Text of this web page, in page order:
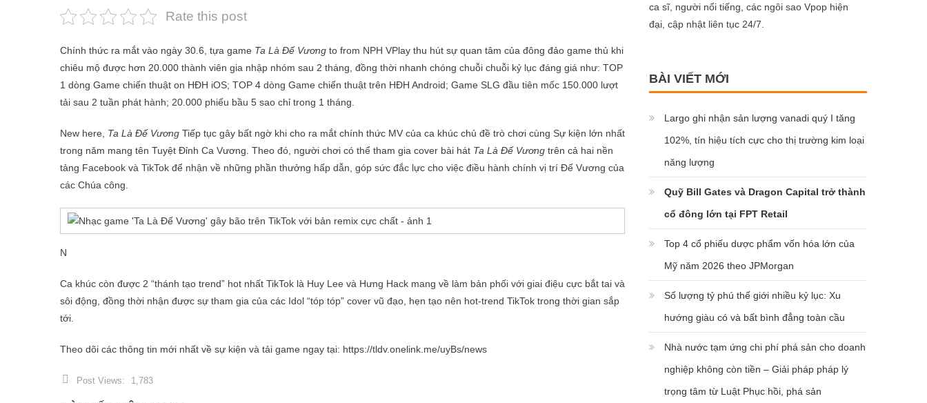
Rate this post
Chính thức ra mắt vào ngày 30.6, tựa game Ta Là Đế Vương to from NPH VPlay thu hút sự quan tâm của đông đảo game thủ khi
chiêu mộ được hơn 20.000 thành viên gia nhập nhóm sau 2 tháng, đồng thời nhanh chóng chuỗi chuỗi kỷ lục đáng giá như: TOP
1 dòng Game chiến thuật on HĐH iOS; TOP 4 dòng Game chiến thuật trên HĐH Android; Game SLG đầu tiên mốc 150.000 lượt
tải sau 2 tuần phát hành; 20.000 phiếu bầu 5 sao chỉ trong 1 tháng.
New here, Ta Là Đế Vương Tiếp tục gây bất ngờ khi cho ra mắt chính thức MV của ca khúc chủ đề trò chơi cùng Sự kiện lớn nhất
trong năm mang tên Tuyệt Đỉnh Ca Vương. Theo đó, người chơi có thể tham gia cover bài hát Ta Là Đế Vương trên cả hai nền
tảng Facebook và TikTok để nhận về những phần thưởng hấp dẫn, góp sức đắc lực cho việc điều hành chính vị trí Đế Vương của
các Chúa công.
N
Ca khúc còn được 2 “thánh tạo trend” hot nhất TikTok là Huy Lee và Hưng Hack mang về làm bản phối với giai điệu cực bắt tai và
sôi động, đồng thời nhận được sự tham gia của các Idol “tóp tóp” cover vũ đạo, hẹn tạo nên hot-trend TikTok trong thời gian sắp
tới.
Theo dõi các thông tin mới nhất về sự kiện và tải game ngay tại: https://tldv.onelink.me/uyBs/news
Post Views: 1,783
ca sĩ, người nổi tiếng, các ngôi sao Vpop hiện
đại, cập nhật liên tục 24/7.
BÀI VIẾT MỚI
Largo ghi nhận sản lượng vanadi quý I tăng
102%, tín hiệu tích cực cho thị trường kim loại
năng lượng
Quỹ Bill Gates và Dragon Capital trở thành
cổ đông lớn tại FPT Retail
Top 4 cổ phiếu dược phẩm vốn hóa lớn của
Mỹ năm 2026 theo JPMorgan
Số lượng tỷ phú thế giới nhiều kỷ lục: Xu
hướng giàu có và bất bình đẳng toàn cầu
Nhà nước tạm ứng chi phí phá sản cho doanh
nghiệp không còn tiền – Giải pháp pháp lý
trọng tâm từ Luật Phục hồi, phá sản